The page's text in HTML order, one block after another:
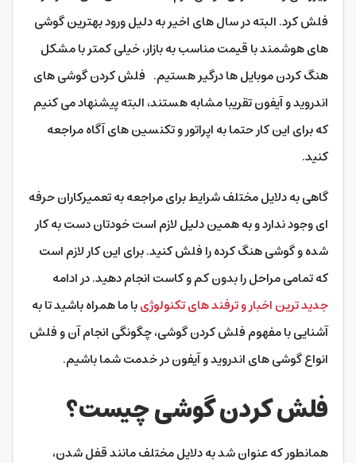
فلش کرد. البته در سال های اخیر به دلیل ورود بهترین گوشی
های هوشمند با قیمت مناسب به بازار، خیلی کمتر با مشکل
هنگ کردن موبایل ها درگیر هستیم. فلش کردن گوشی های
اندروید و آیفون تقریبا مشابه هستند، البته پیشنهاد می کنیم
که برای این کار حتما به اپراتور و تکنسین های آگاه مراجعه
کنید.
گاهی به دلایل مختلف شرایط برای مراجعه به تعمیرکاران حرفه
ای وجود ندارد و به همین دلیل لازم است خودتان دست به کار
شده و گوشی هنگ کرده را فلش کنید. برای این کار لازم است
که تمامی مراحل را بدون کم و کاست انجام دهید. در ادامه
جدید ترین اخبار و ترفند های تکنولوژیبا ما همراه باشید تا به
آشنایی با مفهوم فلش کردن گوشی، چگونگی انجام آن و فلش
انواع گوشی های اندروید و آیفون در خدمت شما باشیم.
فلش کردن گوشی چیست؟
همانطور که عنوان شد به دلایل مختلف مانند قفل شدن،